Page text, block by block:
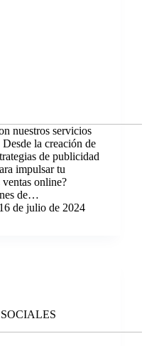
nuestros servicios
la creación de
de publicidad
impulsar tu
online?
de…
16 de julio de 2024